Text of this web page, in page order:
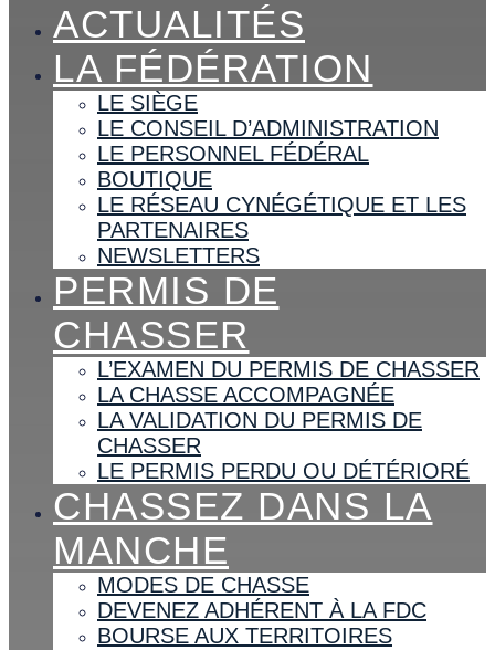
ACTUALITÉS
LA FÉDÉRATION
LE SIÈGE
LE CONSEIL D’ADMINISTRATION
LE PERSONNEL FÉDÉRAL
BOUTIQUE
LE RÉSEAU CYNÉGÉTIQUE ET LES
PARTENAIRES
NEWSLETTERS
PERMIS DE
CHASSER
L’EXAMEN DU PERMIS DE CHASSER
LA CHASSE ACCOMPAGNÉE
LA VALIDATION DU PERMIS DE
CHASSER
LE PERMIS PERDU OU DÉTÉRIORÉ
CHASSEZ DANS LA
MANCHE
MODES DE CHASSE
DEVENEZ ADHÉRENT À LA FDC
BOURSE AUX TERRITOIRES